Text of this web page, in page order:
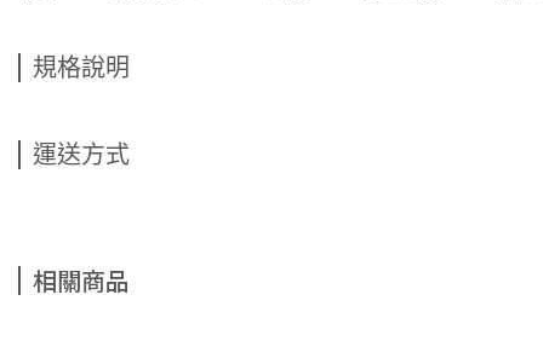
規格說明
運送方式
相關商品